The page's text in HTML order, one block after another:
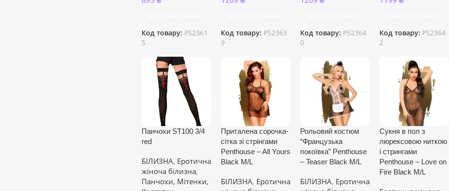
Код товару: PS2361
5
Код товару: PS2363
9
Код товару: PS2364
0
Код товару: PS2364
2
Панчохи ST100 3/4
red
БІЛИЗНА, Еротична
жіноча білизна,
Панчохи, Мітенки,
Приталена сорочка-
сітка зі стрінгами
Penthouse – All Yours
Black M/L
БІЛИЗНА, Еротична
Рольовий костюм
“Французька
покоївка” Penthouse
– Teaser Black M/L
БІЛИЗНА, Еротична
Сукня в пол з
люрексовою ниткою
і стрингами
Penthouse – Love on
Fire Black M/L